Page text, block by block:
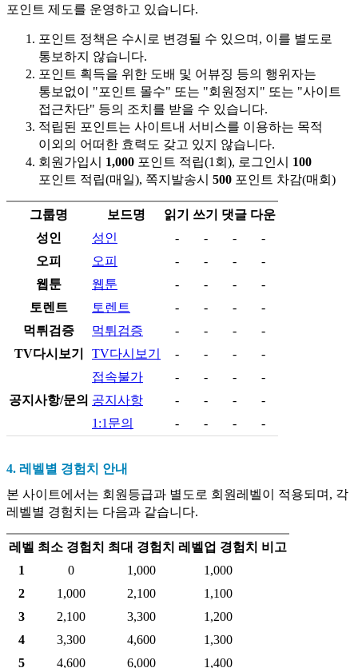
포인트 제도를 운영하고 있습니다.
포인트 정책은 수시로 변경될 수 있으며, 이를 별도로
통보하지 않습니다.
포인트 획득을 위한 도배 및 어뷰징 등의 행위자는
통보없이 "포인트 몰수" 또는 "회원정지" 또는 "사이트
접근차단" 등의 조치를 받을 수 있습니다.
적립된 포인트는 사이트내 서비스를 이용하는 목적
이외의 어떠한 효력도 갖고 있지 않습니다.
회원가입시 1,000 포인트 적립(1회), 로그인시 100
포인트 적립(매일), 쪽지발송시 500 포인트 차감(매회)
그룹명 보드명 읽기 쓰기 댓글 다운
성인
성인 - - -
-
오피
오피 - - -
-
웹툰
웹툰 - - -
-
토렌트
토렌트 - - -
-
먹튀검증
먹튀검증 - - -
-
TV다시보기
TV다시보기 - - - -
공지사항/문의
접속불가 - - -
-
공지사항
- - -
-
1:1문의
- - - -
4. 레벨별 경험치 안내
본 사이트에서는 회원등급과 별도로 회원레벨이 적용되며, 각
레벨별 경험치는 다음과 같습니다.
레벨 최소 경험치 최대 경험치 레벨업 경험치 비고
1
0 1,000
1,000
2
1,000 2,100
1,100
3
2,100 3,300
1,200
4
3,300 4,600
1,300
5
4,600 6,000 1,400